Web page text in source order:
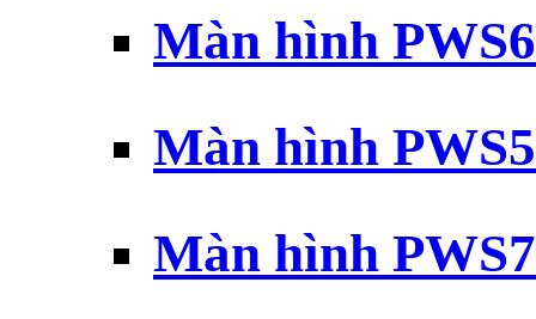
Màn hình
Màn hình
Màn hình